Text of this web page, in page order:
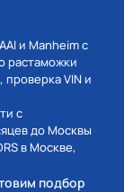
и Manheim с
растаможки
проверка VIN и
с
до Москвы
в Москве,
подбор